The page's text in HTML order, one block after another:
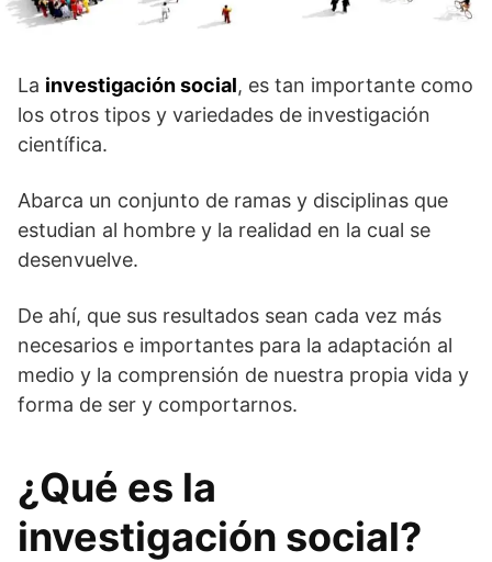
La investigación social, es tan importante como
los otros tipos y variedades de investigación
científica.
Abarca un conjunto de ramas y disciplinas que
estudian al hombre y la realidad en la cual se
desenvuelve.
De ahí, que sus resultados sean cada vez más
necesarios e importantes para la adaptación al
medio y la comprensión de nuestra propia vida y
forma de ser y comportarnos.
¿Qué es la
investigación social?